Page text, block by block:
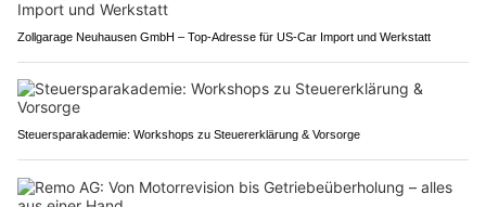
Zollgarage Neuhausen GmbH – Top-Adresse für US-Car Import und Werkstatt
Steuersparakademie: Workshops zu Steuererklärung & Vorsorge